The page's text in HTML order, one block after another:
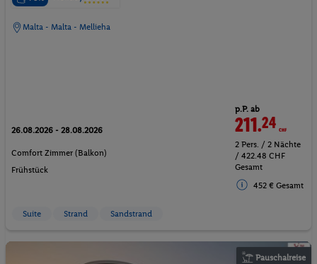
Malta - Malta - Mellieha
26.08.2026 - 28.08.2026
Comfort Zimmer (Balkon)
Frühstück
p.P. ab
211.24CHF
2 Pers. / 2 Nächte
/ 422.48 CHF
Gesamt
452 € Gesamt
Suite Strand Sandstrand
Pauschalreise